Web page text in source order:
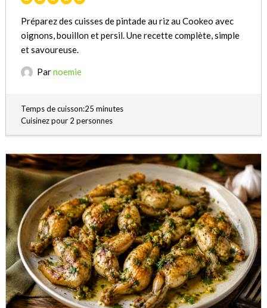
Préparez des cuisses de pintade au riz au Cookeo avec
oignons, bouillon et persil. Une recette complète, simple
et savoureuse.
Parnoemie
Temps de cuisson:25 minutes
Cuisinez pour 2 personnes